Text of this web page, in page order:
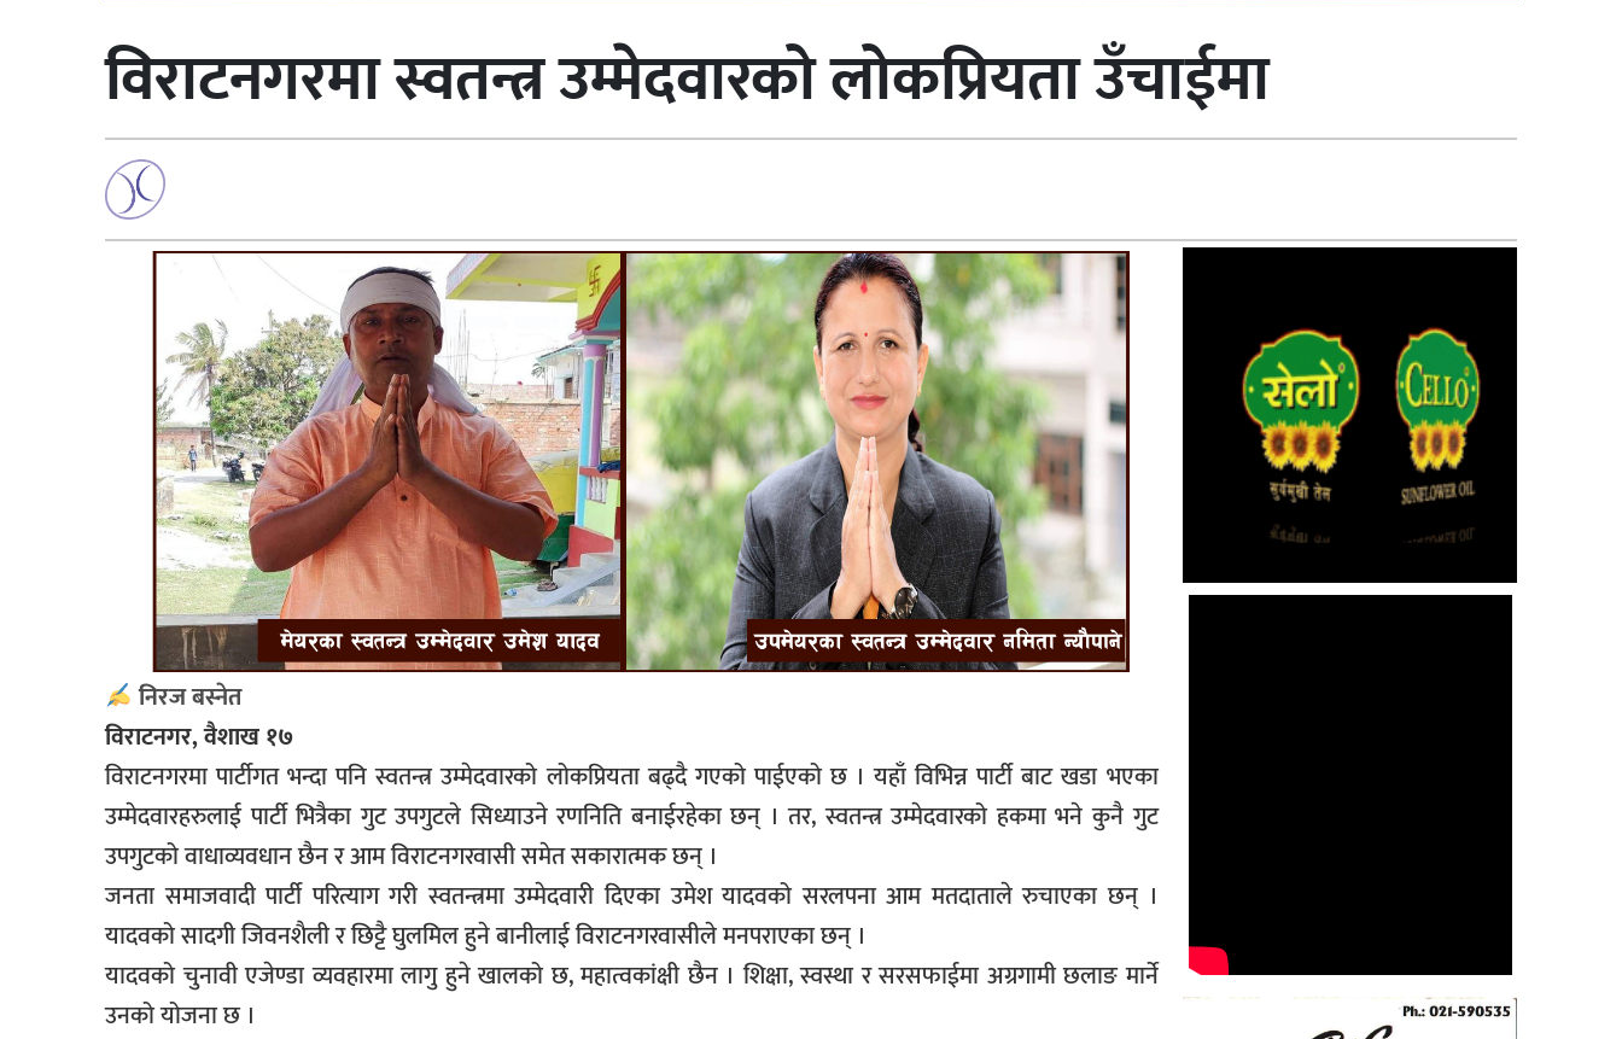
विराटनगरमा स्वतन्त्र उम्मेदवारको लोकप्रियता उँचाईमा
निरज बस्नेत
विराटनगर, वैशाख १७
विराटनगरमा पार्टीगत भन्दा पनि स्वतन्त्र उम्मेदवारको लोकप्रियता बढ्दै गएको पाईएको छ । यहाँ विभिन्न पार्टी बाट खडा भएका
उम्मेदवारहरुलाई पार्टी भित्रैका गुट उपगुटले सिध्याउने रणनिति बनाईरहेका छन् । तर, स्वतन्त्र उम्मेदवारको हकमा भने कुनै गुट
उपगुटको वाधाव्यवधान छैन र आम विराटनगरवासी समेत सकारात्मक छन् ।
जनता समाजवादी पार्टी परित्याग गरी स्वतन्त्रमा उम्मेदवारी दिएका उमेश यादवको सरलपना आम मतदाताले रुचाएका छन् ।
यादवको सादगी जिवनशैली र छिट्टै घुलमिल हुने बानीलाई विराटनगरवासीले मनपराएका छन् ।
यादवको चुनावी एजेण्डा व्यवहारमा लागु हुने खालको छ, महात्वकांक्षी छैन । शिक्षा, स्वस्था र सरसफाईमा अग्रगामी छलाङ मार्ने
उनको योजना छ ।